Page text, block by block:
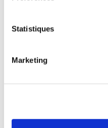
Statistiques
Marketing
Février 2026